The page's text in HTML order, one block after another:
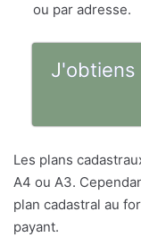
ou par adresse.
J'obtiens
Les plans
A4 ou A3.
plan cadastral au
payant.